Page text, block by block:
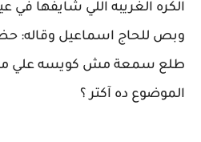
الكره الغريبه اللي شايفها في
وبص للحاج اسماعيل وقاله:
طلع سمعة مش كويسه علي
الموضوع ده آكتر ؟